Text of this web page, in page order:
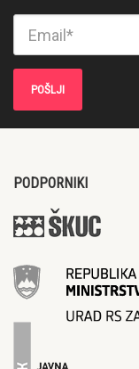
PODPORNIKI